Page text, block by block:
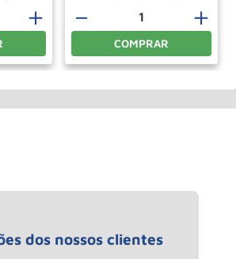
＋ ＋
－
COMPRAR
dos nossos clientes